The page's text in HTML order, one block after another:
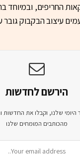
החריפים, ובמיוחד
עיצוב הבקבוק
הירשם לחדשות
היומי שלנו, וקבלו את החדשות
מהכותבים המומחים שלנו